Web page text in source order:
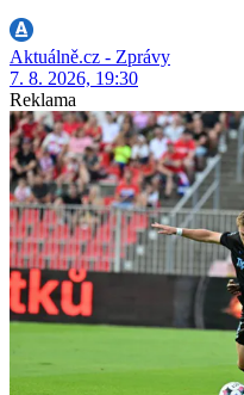
Aktuálně.cz - Zprávy
7. 8. 2026, 19:30
Reklama